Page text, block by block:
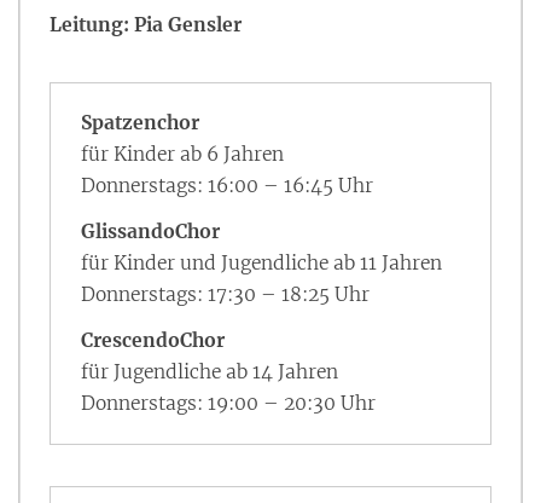
Leitung: Pia Gensler
Spatzenchor
für Kinder ab 6 Jahren
Donnerstags: 16:00 – 16:45 Uhr
GlissandoChor
für Kinder und Jugendliche ab 11 Jahren
Donnerstags: 17:30 – 18:25 Uhr
CrescendoChor
für Jugendliche ab 14 Jahren
Donnerstags: 19:00 – 20:30 Uhr